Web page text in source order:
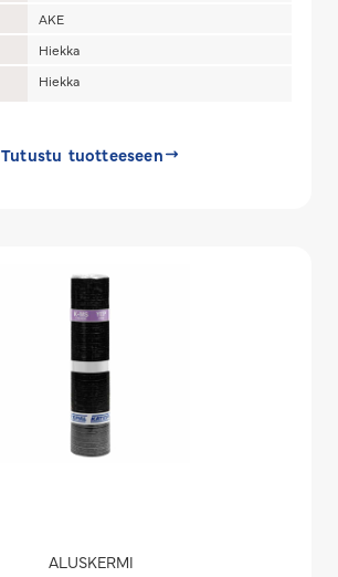
AKE
Hiekka
Hiekka
Tutustu tuotteeseen
ALUSKERMI